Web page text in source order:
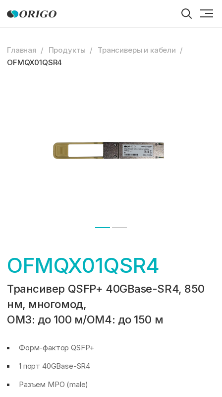
Главная Продукты
Трансиверы и кабели
OFMQX01QSR4
OFMQX01QSR4
Трансивер QSFP+ 40GBase-SR4, 850
нм, многомод,
OM3: до 100 м/OM4: до 150 м
Форм-фактор QSFP+
1 порт 40GBase-SR4
Разъем MPO (male)